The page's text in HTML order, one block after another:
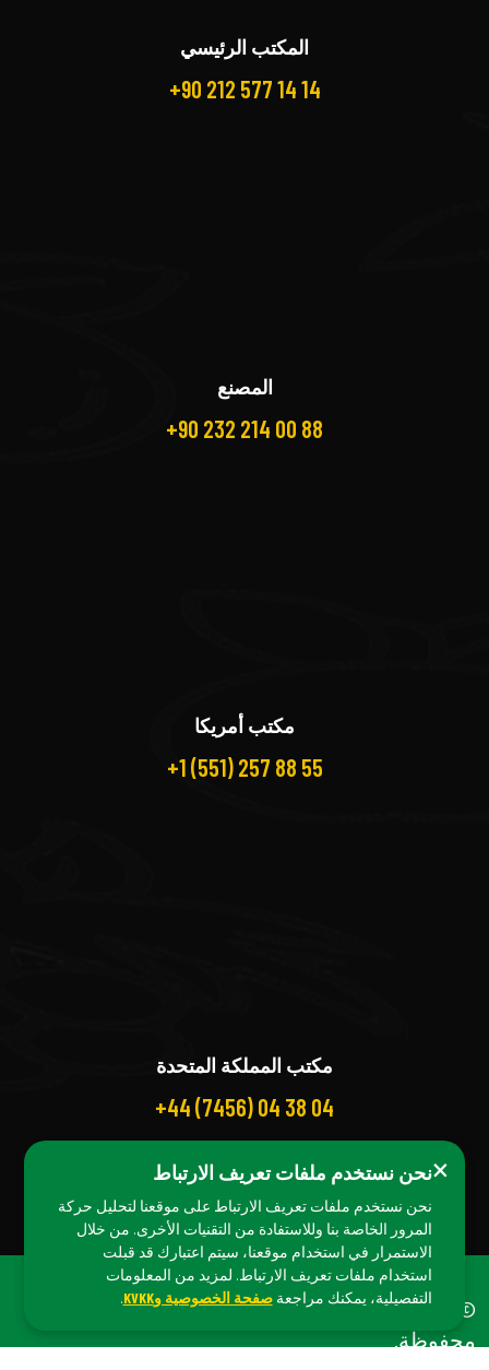
المكتب الرئيسي
+90 212 577 14 14
المصنع
+90 232 214 00 88
مكتب أمريكا
+1 (551) 257 88 55
مكتب المملكة المتحدة
+44 (7456) 04 38 04
© حقوق الطبع والنشر 2025 Orgibite. جميع الحقوق
محفوظة.
×نحن نستخدم ملفات تعريف الارتباط
نحن نستخدم ملفات تعريف الارتباط على موقعنا لتحليل حركة
المرور الخاصة بنا وللاستفادة من التقنيات الأخرى. من خلال
الاستمرار في استخدام موقعنا، سيتم اعتبارك قد قبلت
استخدام ملفات تعريف الارتباط. لمزيد من المعلومات
التفصيلية، يمكنك مراجعةصفحة الخصوصية وKVKK .